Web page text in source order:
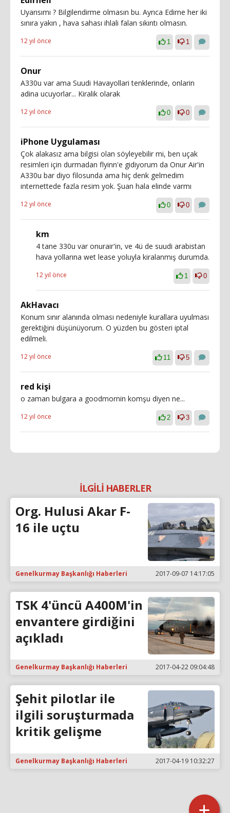
Uyarısımı ? Bilgilendirme olmasın bu. Ayrıca Edirne her iki
sınıra yakın , hava sahası ihlali falan sıkıntı olmasın.
12 yıl önce 1 1
Onur
A330u var ama Suudi Havayollari tenklerinde, onlarin
adina ucuyorlar... Kiralik olarak
12 yıl önce 0 0
iPhone Uygulaması
Çok alakasız ama bilgisi olan söyleyebilir mi, ben uçak
resimleri için durmadan flyinn'e gidiyorum da Onur Air'in
A330u bar diyo filosunda ama hiç denk gelmedim
internettede fazla resim yok. Şuan hala elinde varmı
12 yıl önce 0 0
km
4 tane 330u var onurair'in, ve 4ü de suudi arabistan
hava yollarına wet lease yoluyla kiralanmış durumda.
12 yıl önce 1 0
AkHavacı
Konum sınır alanında olması nedeniyle kurallara uyulması
gerektiğini düşünüyorum. O yüzden bu gösteri iptal
edilmeli.
12 yıl önce 11 5
red kişi
o zaman bulgara a goodmornin komşu diyen ne...
12 yıl önce 2 3
İLGİLİ HABERLER
Org. Hulusi Akar F-
16 ile uçtu
Genelkurmay Başkanlığı Haberleri 2017-09-07 14:17:05
TSK 4'üncü A400M'in
envantere girdiğini
açıkladı
Genelkurmay Başkanlığı Haberleri 2017-04-22 09:04:48
Şehit pilotlar ile
ilgili soruşturmada
kritik gelişme
Genelkurmay Başkanlığı Haberleri 2017-04-19 10:32:27